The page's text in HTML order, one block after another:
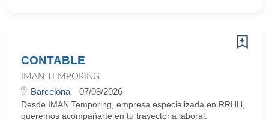
CONTABLE
IMAN TEMPORING
Barcelona 07/08/2026
Desde IMAN Temporing, empresa especializada en RRHH,
queremos acompañarte en tu trayectoria laboral.